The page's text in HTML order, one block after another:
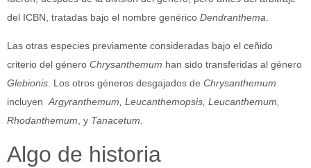
del ICBN, tratadas bajo el nombre genérico Dendranthema
Las otras especies previamente consideradas bajo el ceñido
criterio del género Chrysanthemum han sido transferidas al género
Glebionis. Los otros géneros desgajados de Chrysanthemum
incluyenArgyranthemum, Leucanthemopsis, Leucanthemum,
Rhodanthemum, y Tanacetum.
Algo de historia